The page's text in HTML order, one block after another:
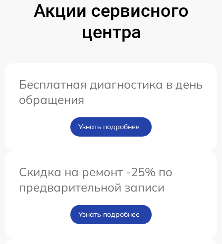
Акции сервисного
центра
Бесплатная диагностика в день
обращения
Узнать подробнее
Скидка на ремонт -25% по
предварительной записи
Узнать подробнее